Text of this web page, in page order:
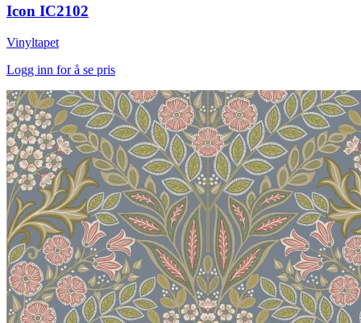
Icon IC2102
Vinyltapet
Logg inn for å se pris